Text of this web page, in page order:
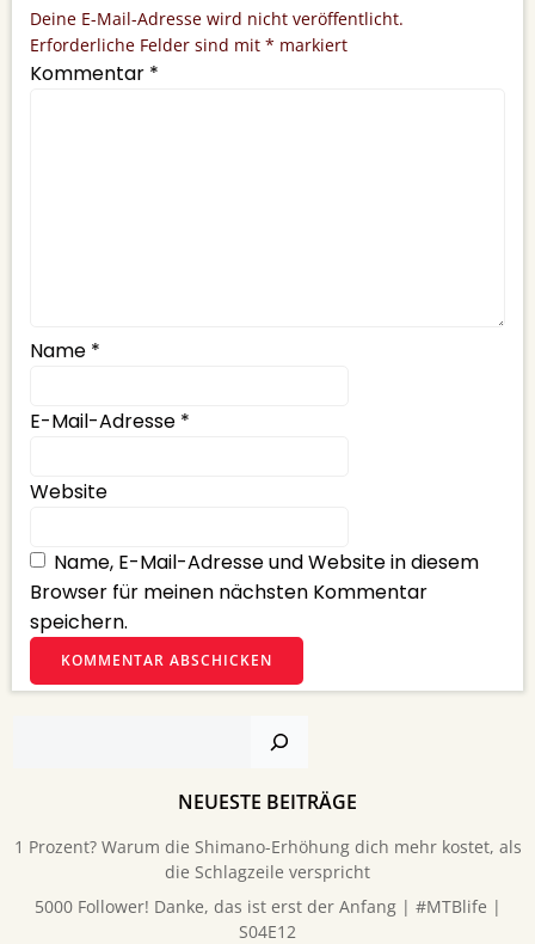
Deine E-Mail-Adresse wird nicht veröffentlicht.
Erforderliche Felder sind mit * markiert
Kommentar *
Name *
E-Mail-Adresse *
Website
Name, E-Mail-Adresse und Website in diesem
Browser für meinen nächsten Kommentar
speichern.
Suchen
NEUESTE BEITRÄGE
1 Prozent? Warum die Shimano-Erhöhung dich mehr kostet, als
die Schlagzeile verspricht
5000 Follower! Danke, das ist erst der Anfang | #MTBlife |
S04E12